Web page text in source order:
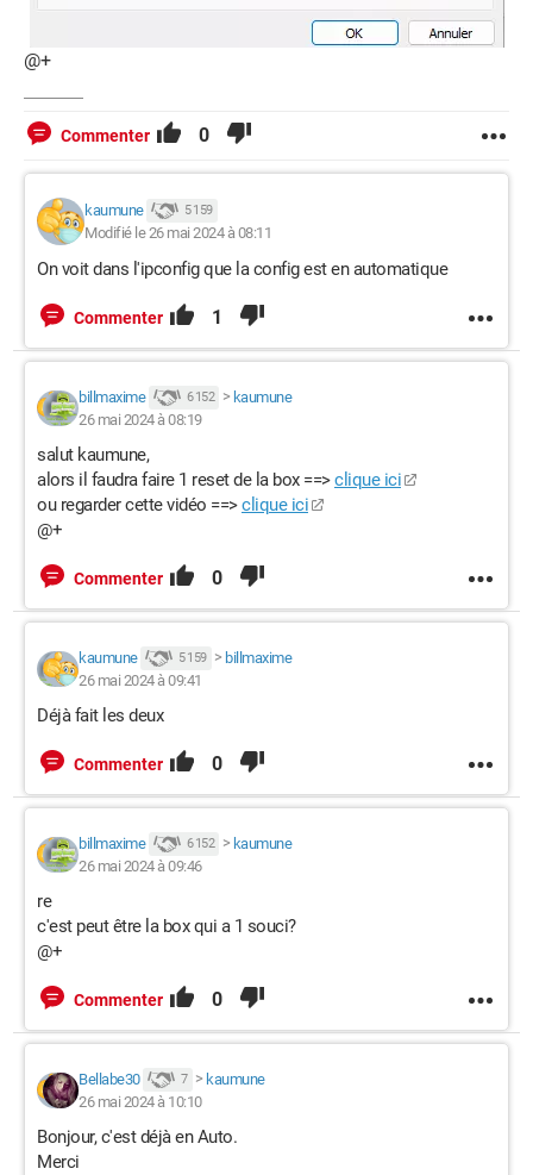
@+
Commenter 0
kaumune 5 159
Modifié le 26 mai 2024 à 08:11
On voit dans l'ipconfig que la config est en automatique
Commenter 1
billmaxime 6 152 > kaumune
26 mai 2024 à 08:19
salut kaumune,
alors il faudra faire 1 reset de la box ==>clique ici
ou regarder cette vidéo ==>clique ici
@+
Commenter 0
kaumune 5 159 > billmaxime
26 mai 2024 à 09:41
Déjà fait les deux
Commenter 0
billmaxime 6 152 > kaumune
26 mai 2024 à 09:46
re
c'est peut être la box qui a 1 souci?
@+
Commenter 0
Bellabe30 7 > kaumune
26 mai 2024 à 10:10
Bonjour, c'est déjà en Auto.
Merci